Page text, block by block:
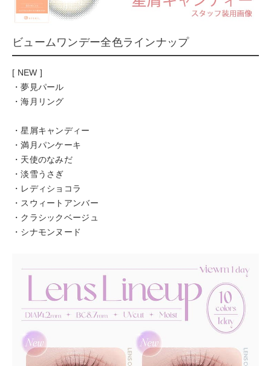
ビュームワンデー全色ラインナップ
[ NEW ]
・夢見パール
・海月リング
・星屑キャンディー
・満月パンケーキ
・天使のなみだ
・淡雪うさぎ
・レディショコラ
・スウィートアンバー
・クラシックベージュ
・シナモンヌード